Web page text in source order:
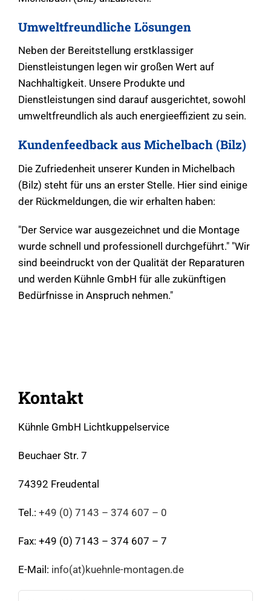
Umweltfreundliche Lösungen
Neben der Bereitstellung erstklassiger
Dienstleistungen legen wir großen Wert auf
Nachhaltigkeit. Unsere Produkte und
Dienstleistungen sind darauf ausgerichtet, sowohl
umweltfreundlich als auch energieeffizient zu sein.
Kundenfeedback aus Michelbach (Bilz)
Die Zufriedenheit unserer Kunden in Michelbach
(Bilz) steht für uns an erster Stelle. Hier sind einige
der Rückmeldungen, die wir erhalten haben:
"Der Service war ausgezeichnet und die Montage
wurde schnell und professionell durchgeführt." "Wir
sind beeindruckt von der Qualität der Reparaturen
und werden Kühnle GmbH für alle zukünftigen
Bedürfnisse in Anspruch nehmen."
Kontakt
Kühnle GmbH Lichtkuppelservice
Beuchaer Str. 7
74392 Freudental
Tel.: +49 (0) 7143 – 374 607 – 0
Fax: +49 (0) 7143 – 374 607 – 7
E-Mail: info(at)kuehnle-montagen.de